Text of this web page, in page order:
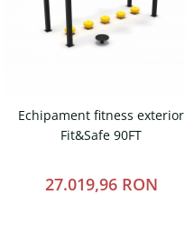
Echipament fitness exterior
Fit&Safe 90FT
27.019,96 RON